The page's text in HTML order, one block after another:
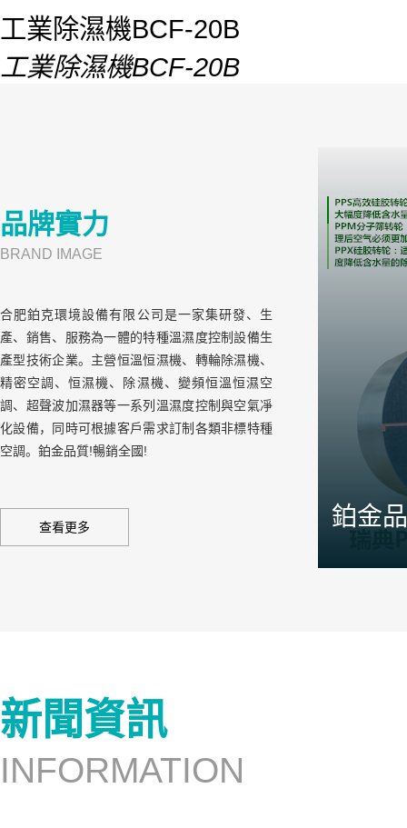
工業除濕機BCF-20B
工業除濕機BCF-20B
品牌實力
BRAND IMAGE
合肥鉑克環境設備有限公司是一家集研發、生
產、銷售、服務為一體的特種溫濕度控制設備生
產型技術企業。主營恒溫恒濕機、轉輪除濕機、
精密空調、恒濕機、除濕機、變頻恒溫恒濕空
調、超聲波加濕器等一系列溫濕度控制與空氣凈
化設備，同時可根據客戶需求訂制各類非標特種
空調。鉑金品質!暢銷全國!
查看更多 鉑金
新聞資訊
INFORMATION